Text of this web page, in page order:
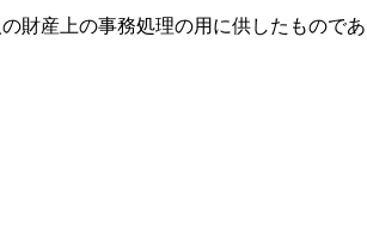
財産上の事務処理の用に供したものであ